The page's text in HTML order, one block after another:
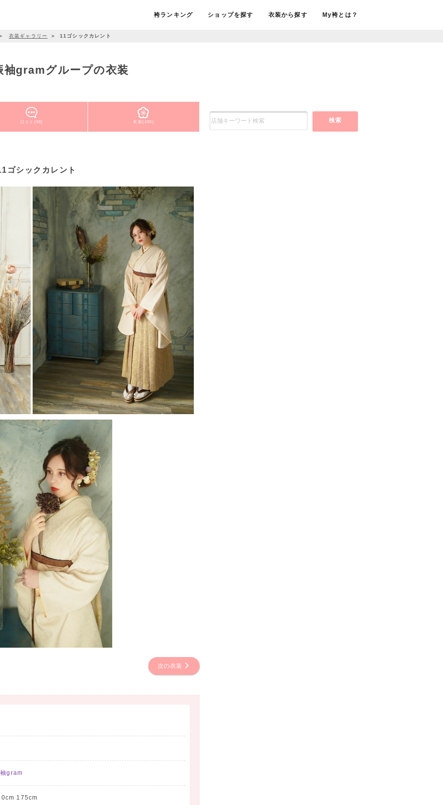
袴ランキング ショップを探す 衣装から探す My袴とは？
衣装ギャラリー ＞ 11ゴシックカレント
gramグループの衣装
口コミ(56) 衣装(100)
ゴシックカレント
次の衣装
gram
175cm
検索